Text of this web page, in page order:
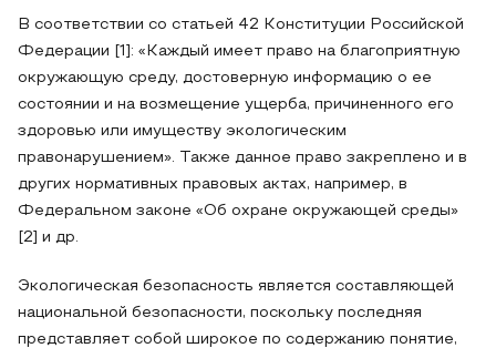
В соответствии со статьей 42 Конституции Российской
Федерации [1]: «Каждый имеет право на благоприятную
окружающую среду, достоверную информацию о ее
состоянии и на возмещение ущерба, причиненного его
здоровью или имуществу экологическим
правонарушением». Также данное право закреплено и в
других нормативных правовых актах, например, в
Федеральном законе «Об охране окружающей среды»
[2] и др.
Экологическая безопасность является составляющей
национальной безопасности, поскольку последняя
представляет собой широкое по содержанию понятие,